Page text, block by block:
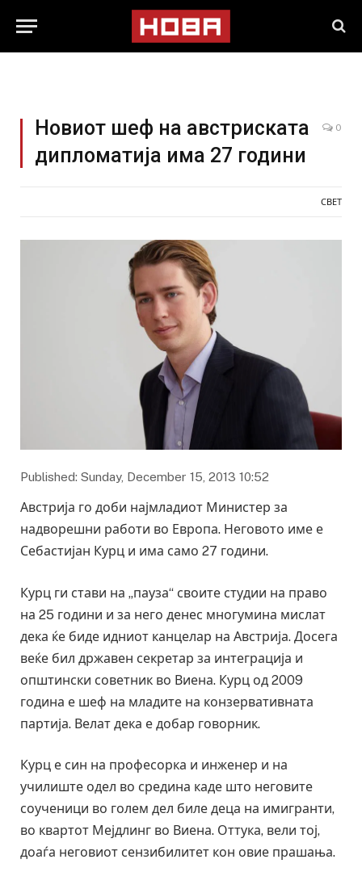
Новиот шеф на австриската
дипломатија има 27 години
0
СВЕТ
Published: Sunday, December 15, 2013 10:52
Австрија го доби најмладиот Министер за
надворешни работи во Европа. Неговото име е
Себастијан Курц и има само 27 години.
Курц ги стави на „пауза“ своите студии на право
на 25 години и за него денес многумина мислат
дека ќе биде идниот канцелар на Австрија. Досега
веќе бил државен секретар за интеграција и
општински советник во Виена. Курц од 2009
година е шеф на младите на конзервативната
партија. Велат дека е добар говорник.
Курц е син на професорка и инженер и на
училиште одел во средина каде што неговите
соученици во голем дел биле деца на имигранти,
во квартот Мејдлинг во Виена. Оттука, вели тој,
доаѓа неговиот сензибилитет кон овие прашања.